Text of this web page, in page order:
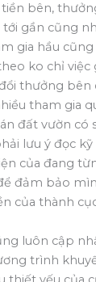
bên,
gần cũng
gia hầu
ko chỉ việc
thưởng bên
tham gia
đất vườn có
lưu ý đọc
của đang
đảm bảo
của thành
luôn cập
trình